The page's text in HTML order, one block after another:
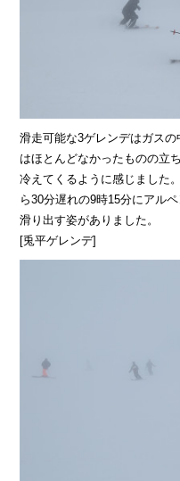
滑走可能な3ゲレンデはガス
はほとんどなかったものの立
冷えてくるように感じました
ら30分遅れの9時15分にアル
滑り出す姿がありました。
[兎平ゲレンデ]